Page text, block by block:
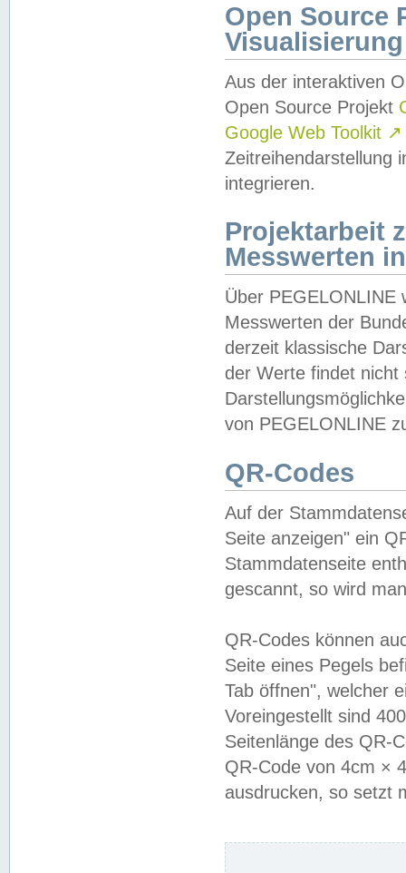
Open Source
Visualisierung
Aus der interaktiven
Open Source Projekt
Google Web Toolkit ↗
Zeitreihendarstellung
integrieren.
Projektarbeit
Messwerten
Über PEGELONLINE
Messwerten der
derzeit klassische
der Werte findet
von PEGELONLINE
QR-Codes
Auf der
Seite anzeigen" ein
Stammdatenseite
gescannt, so wird
QR-Codes können
Seite eines Pegels
Tab öffnen", welcher
Voreingestellt sind
Seitenlänge des QR-
QR-Code von 4cm ×
ausdrucken, so setzt